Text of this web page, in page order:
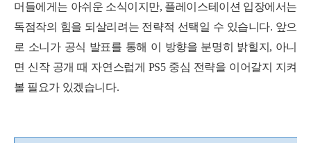
머들에게는 아쉬운 소식이지만, 플레이스테이션 입장에서는
독점작의 힘을 되살리려는 전략적 선택일 수 있습니다. 앞으
로 소니가 공식 발표를 통해 이 방향을 분명히 밝힐지, 아니
면 신작 공개 때 자연스럽게 PS5 중심 전략을 이어갈지 지켜
볼 필요가 있겠습니다.